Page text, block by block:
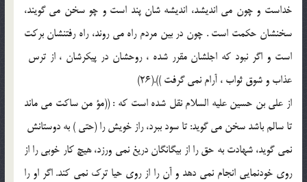
خداست و چون مى انديشد، انديشه شان پند است و چو سخن مى گويند،
سخنشان حكمت است . چون در بين مردم راه مى روند، راه رفتنشان بركت
است و اگر نبود كه اجلشان مقرر شده ، روحشان در پيكرشان ، از ترس ‍
عذاب و شوق ثواب ، آرام نمى گرفت )).(26)
از على بن حسين عليه السلام نقل شده است كه : ((مؤ من ساكت مى ماند
تا سالم باشد سخن مى گويد: تا سود ببرد، راز خويش را (حتى ) به دوستانش ‍
نمى گويد، شهادت به حق را از بيگانگان دريغ نمى ورزد، هيچ كار خوبى را از
روى خودنمايى انجام نمى دهد و آن را از روى حيا ترك نمى كند. اگر او را